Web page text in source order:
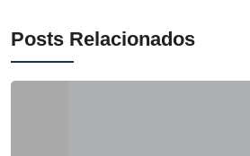
Posts Relacionados